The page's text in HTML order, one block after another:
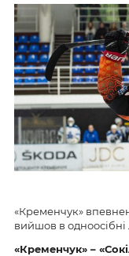
«Кременчук»
вийшов в одноосібні
«Кременчук» –